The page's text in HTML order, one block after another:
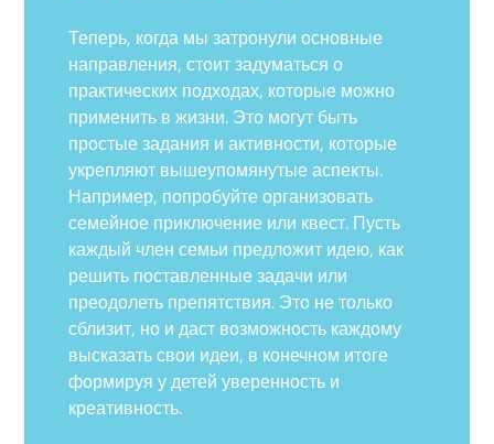
Теперь, когда мы затронули основные
направления, стоит задуматься о
практических подходах, которые можно
применить в жизни. Это могут быть
простые задания и активности, которые
укрепляют вышеупомянутые аспекты.
Например, попробуйте организовать
семейное приключение или квест. Пусть
каждый член семьи предложит идею, как
решить поставленные задачи или
преодолеть препятствия. Это не только
сблизит, но и даст возможность каждому
высказать свои идеи, в конечном итоге
формируя у детей уверенность и
креативность.